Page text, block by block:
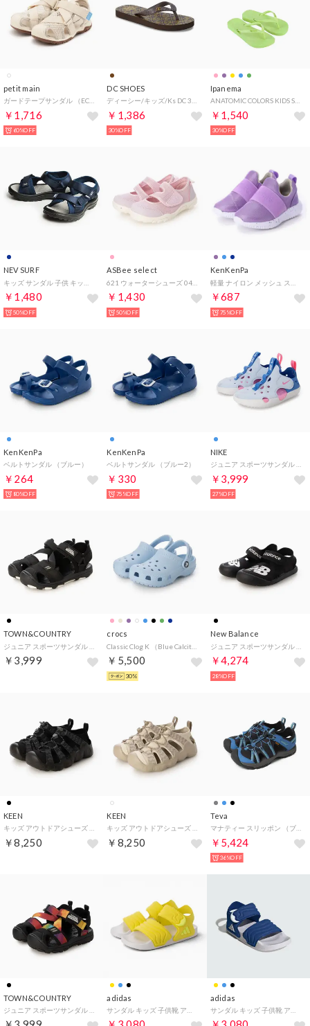
petit main
￥1,716
60%OFF
DC SHOES
￥1,386
30%OFF
Ipanema
ANATOMIC COLORS KIDS SP83078018 （ライトグリーン/ライトグリーン）
￥1,540
30%OFF
NEV SURF
￥1,480
50%OFF
ASBee select
￥1,430
50%OFF
KenKenPa
￥687
75%OFF
KenKenPa
ベルトサンダル （ブルー）
￥264
80%OFF
KenKenPa
ベルトサンダル （ブルー2）
￥330
75%OFF
NIKE
￥3,999
27%OFF
TOWN&COUNTRY
￥3,999
crocs
￥5,500
30%
New Balance
￥4,274
28%OFF
KEEN
￥8,250
KEEN
￥8,250
Teva
マナティー スリッポン （ブルー）
￥5,424
36%OFF
TOWN&COUNTRY adidas adidas